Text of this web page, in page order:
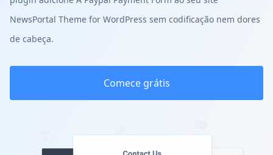
NewsPortal Theme for WordPress sem codificação nem dores
de cabeça.
Comece grátis